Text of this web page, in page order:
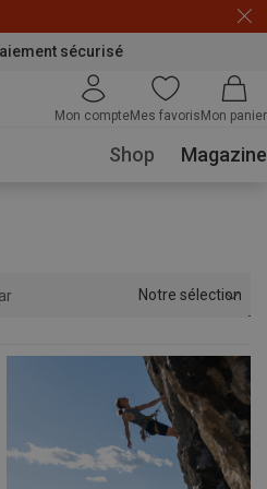
sécurisé
Mon compteMes favoris Mon panier
Shop Magazine
Notre sélection